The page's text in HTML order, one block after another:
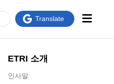
ETRI 소개
인사말
Translate